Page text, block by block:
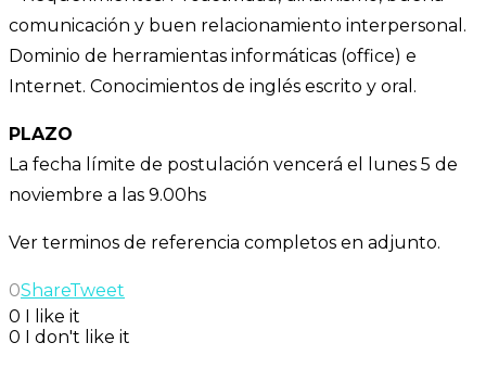
comunicación y buen relacionamiento interpersonal.
Dominio de herramientas informáticas (office) e
Internet. Conocimientos de inglés escrito y oral.
PLAZO
La fecha límite de postulación vencerá el lunes 5 de
noviembre a las 9.00hs
Ver terminos de referencia completos en adjunto.
0ShareTweet
0
I like it
0
I don't like it